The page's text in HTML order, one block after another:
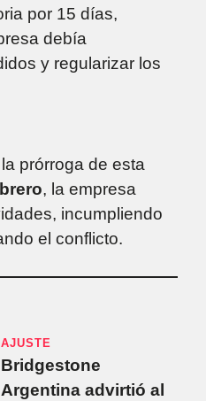
por 15 días,
debía
y regularizar los
prórroga de esta
, la empresa
incumpliendo
el conflicto.
AJUSTE
Bridgestone
Argentina advirtió al